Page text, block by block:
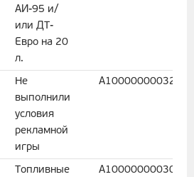
АИ-95 и/
или ДТ-
Евро на 20
л.
Не
выполнили
условия
рекламной
игры
Топливные